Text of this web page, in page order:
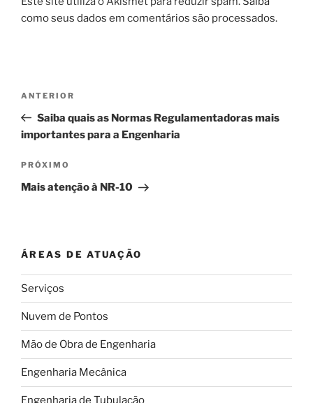
como seus dados em comentários são processados.
Post
Post
anterior
ANTERIOR
Saiba quais as Normas Regulamentadoras mais
importantes para a Engenharia
Próximo
post
PRÓXIMO
Mais atenção à NR-10
ÁREAS DE ATUAÇÃO
Serviços
Nuvem de Pontos
Mão de Obra de Engenharia
Engenharia Mecânica
Engenharia de Tubulação